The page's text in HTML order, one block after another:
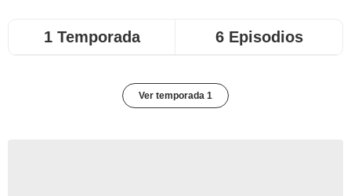
1 Temporada 6 Episodios
Ver temporada 1